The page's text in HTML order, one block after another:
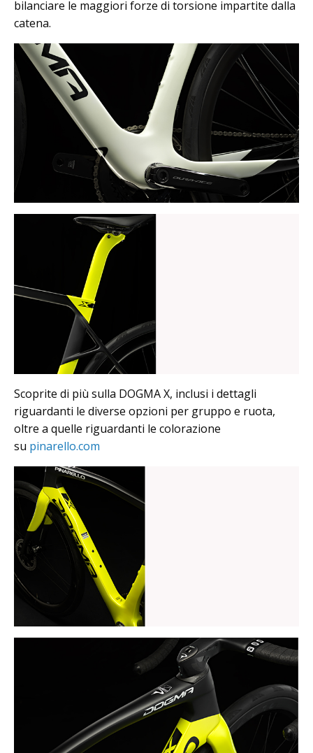
bilanciare le maggiori forze di torsione impartite dalla
catena.
Scoprite di più sulla DOGMA X, inclusi i dettagli
riguardanti le diverse opzioni per gruppo e ruota,
oltre a quelle riguardanti le colorazione
su pinarello.com